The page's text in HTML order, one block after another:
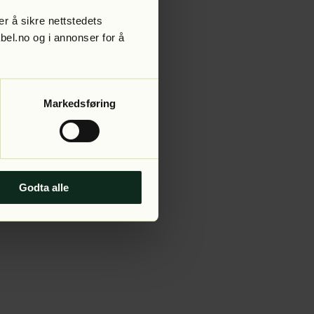
å sikre nettstedets
og i annonser for å
Markedsføring
Godta alle